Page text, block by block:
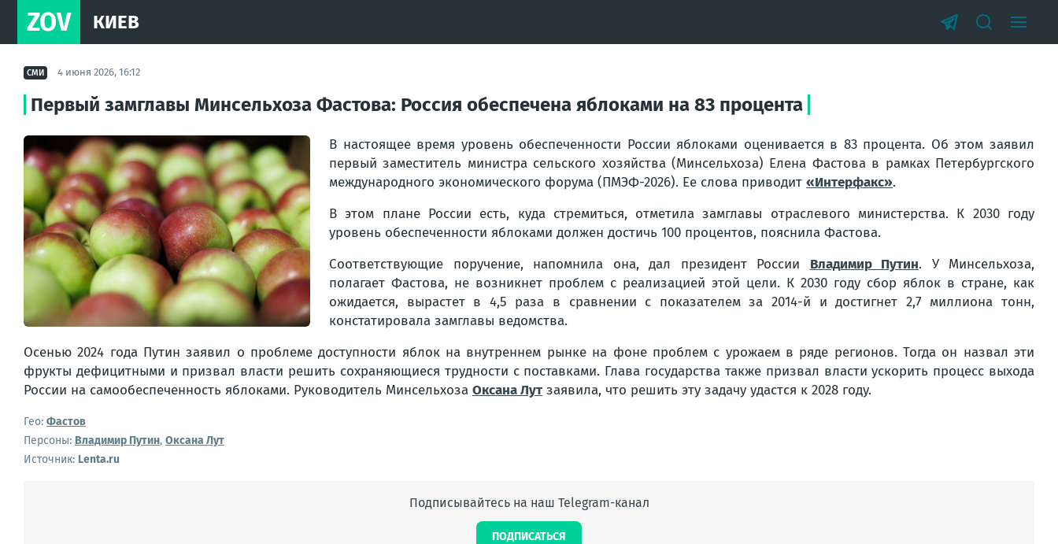
ZOV КИЕВ
СМИ 4 июня 2026, 16:12
Первый замглавы Минсельхоза Фастова: Россия обеспечена яблоками на 83 процента
В настоящее время уровень обеспеченности России яблоками оценивается в 83 процента. Об этом заявил
первый заместитель министра сельского хозяйства (Минсельхоза) Елена Фастова в рамках Петербургского
международного экономического форума (ПМЭФ-2026). Ее слова приводит «Интерфакс».
В этом плане России есть, куда стремиться, отметила замглавы отраслевого министерства. К 2030 году
уровень обеспеченности яблоками должен достичь 100 процентов, пояснила Фастова.
Соответствующие поручение, напомнила она, дал президент России Владимир Путин. У Минсельхоза,
полагает Фастова, не возникнет проблем с реализацией этой цели. К 2030 году сбор яблок в стране, как
ожидается, вырастет в 4,5 раза в сравнении с показателем за 2014-й и достигнет 2,7 миллиона тонн,
констатировала замглавы ведомства.
Осенью 2024 года Путин заявил о проблеме доступности яблок на внутреннем рынке на фоне проблем с урожаем в ряде регионов. Тогда он назвал эти
фрукты дефицитными и призвал власти решить сохраняющиеся трудности с поставками. Глава государства также призвал власти ускорить процесс выхода
России на самообеспеченность яблоками. Руководитель Минсельхоза Оксана Лут заявила, что решить эту задачу удастся к 2028 году.
Гео: Фастов
Персоны: Владимир Путин, Оксана Лут
Источник: Lenta.ru
Подписывайтесь на наш Telegram-канал
ПОДПИСАТЬСЯ